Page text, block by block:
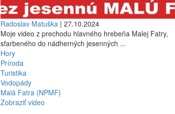
Radoslav Matuška| 27.10.2024
Moje video z prechodu hlavného hrebeňa Malej Fatry,
sfarbeného do nádherných jesenných ...
Hory
Príroda
Turistika
Vodopády
Malá Fatra (NPMF)
Zobraziť video